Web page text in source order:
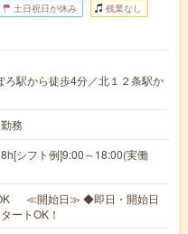
土日祝日が休み 残業なし
駅から徒歩4分／北１２条駅か
務
シフト例]9:00～18:00(実働
≪開始日≫ ◆即日・開始日
ートOK！